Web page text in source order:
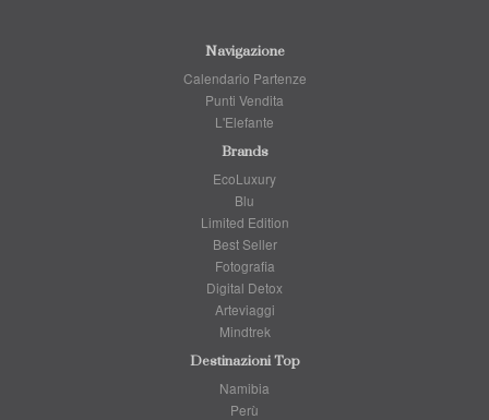
Navigazione
Calendario Partenze
Punti Vendita
L'Elefante
Brands
EcoLuxury
Blu
Limited Edition
Best Seller
Fotografia
Digital Detox
Arteviaggi
Mindtrek
Destinazioni Top
Namibia
Perù